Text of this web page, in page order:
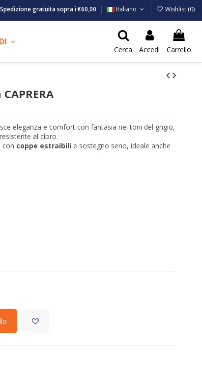
Spedizione gratuita sopra i €60,00 Italiano Wishlist (0)
Cerca Accedi Carrello
eleganza e comfort con fantasia nei toni del grigio,
resistente al cloro.
coppe estraibili e sostegno seno, ideale anche